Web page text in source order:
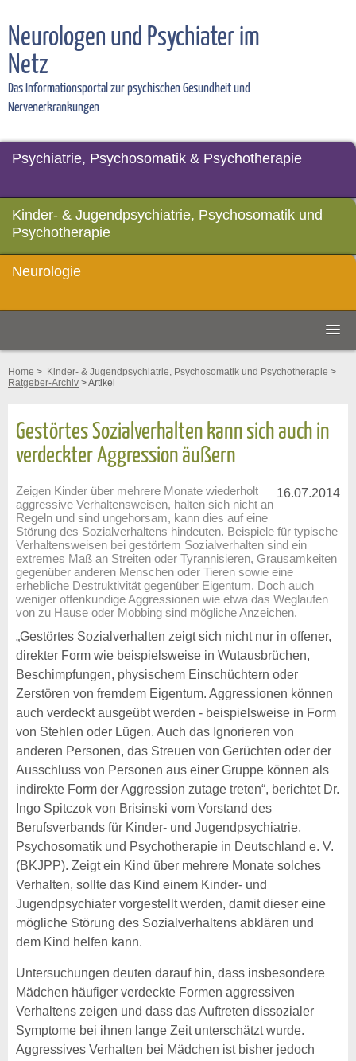
Neurologen und Psychiater im
Netz
Das Informationsportal zur psychischen Gesundheit und
Nervenerkrankungen
Psychiatrie, Psychosomatik & Psychotherapie
Kinder- & Jugendpsychiatrie, Psychosomatik und
Psychotherapie
Neurologie
Home > Kinder- & Jugendpsychiatrie, Psychosomatik und Psychotherapie >
Ratgeber-Archiv > Artikel
Gestörtes Sozialverhalten kann sich auch in
verdeckter Aggression äußern
16.07.2014
Zeigen Kinder über mehrere Monate wiederholt
aggressive Verhaltensweisen, halten sich nicht an
Regeln und sind ungehorsam, kann dies auf eine
Störung des Sozialverhaltens hindeuten. Beispiele für typische
Verhaltensweisen bei gestörtem Sozialverhalten sind ein
extremes Maß an Streiten oder Tyrannisieren, Grausamkeiten
gegenüber anderen Menschen oder Tieren sowie eine
erhebliche Destruktivität gegenüber Eigentum. Doch auch
weniger offenkundige Aggressionen wie etwa das Weglaufen
von zu Hause oder Mobbing sind mögliche Anzeichen.
„Gestörtes Sozialverhalten zeigt sich nicht nur in offener,
direkter Form wie beispielsweise in Wutausbrüchen,
Beschimpfungen, physischem Einschüchtern oder
Zerstören von fremdem Eigentum. Aggressionen können
auch verdeckt ausgeübt werden - beispielsweise in Form
von Stehlen oder Lügen. Auch das Ignorieren von
anderen Personen, das Streuen von Gerüchten oder der
Ausschluss von Personen aus einer Gruppe können als
indirekte Form der Aggression zutage treten“, berichtet Dr.
Ingo Spitczok von Brisinski vom Vorstand des
Berufsverbands für Kinder- und Jugendpsychiatrie,
Psychosomatik und Psychotherapie in Deutschland e. V.
(BKJPP). Zeigt ein Kind über mehrere Monate solches
Verhalten, sollte das Kind einem Kinder- und
Jugendpsychiater vorgestellt werden, damit dieser eine
mögliche Störung des Sozialverhaltens abklären und
dem Kind helfen kann.
Untersuchungen deuten darauf hin, dass insbesondere
Mädchen häufiger verdeckte Formen aggressiven
Verhaltens zeigen und dass das Auftreten dissozialer
Symptome bei ihnen lange Zeit unterschätzt wurde.
Aggressives Verhalten bei Mädchen ist bisher jedoch